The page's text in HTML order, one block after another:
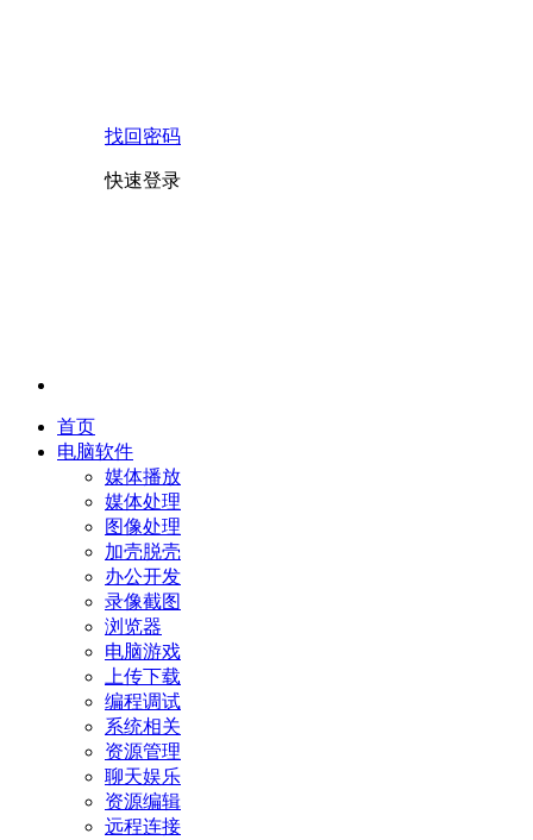
找回密码
快速登录
首页
电脑软件
媒体播放
媒体处理
图像处理
加壳脱壳
办公开发
录像截图
浏览器
电脑游戏
上传下载
编程调试
系统相关
资源管理
聊天娱乐
资源编辑
远程连接